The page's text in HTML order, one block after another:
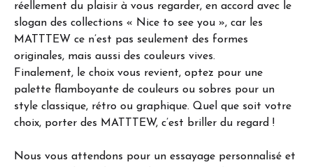
réellement du plaisir à vous regarder, en accord avec le
slogan des collections « Nice to see you », car les
MATTTEW ce n’est pas seulement des formes
originales, mais aussi des couleurs vives.
Finalement, le choix vous revient, optez pour une
palette flamboyante de couleurs ou sobres pour un
style classique, rétro ou graphique. Quel que soit votre
choix, porter des MATTTEW, c’est briller du regard !
Nous vous attendons pour un essayage personnalisé et